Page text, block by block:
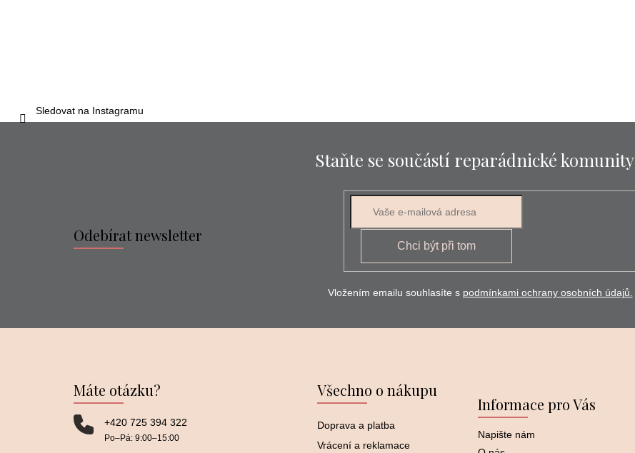
Sledovat na Instagramu
Staňte se součástí reparádnické komunity
Odebírat newsletter
Chci být při tom
Vložením emailu souhlasíte s podmínkami ochrany osobních údajů.
Máte otázku?
+420 725 394 322
Po–⁠⁠⁠⁠⁠⁠Pá: 9:00–⁠⁠⁠⁠⁠⁠15:00
Všechno o nákupu
Doprava a platba
Vrácení a reklamace
Informace pro Vás
Napište nám